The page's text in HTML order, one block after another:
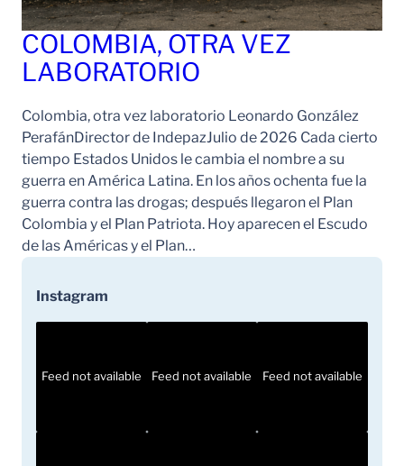
COLOMBIA, OTRA VEZ
LABORATORIO
Colombia, otra vez laboratorio Leonardo González
PerafánDirector de IndepazJulio de 2026 Cada cierto
tiempo Estados Unidos le cambia el nombre a su
guerra en América Latina. En los años ochenta fue la
guerra contra las drogas; después llegaron el Plan
Colombia y el Plan Patriota. Hoy aparecen el Escudo
de las Américas y el Plan…
Instagram
Feed not available Feed not available Feed not available